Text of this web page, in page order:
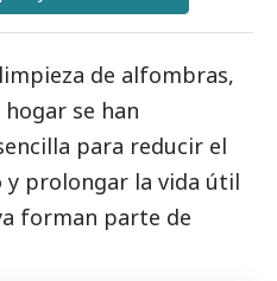
de alfombras,
se han
para reducir el
prolongar la vida útil
forman parte de